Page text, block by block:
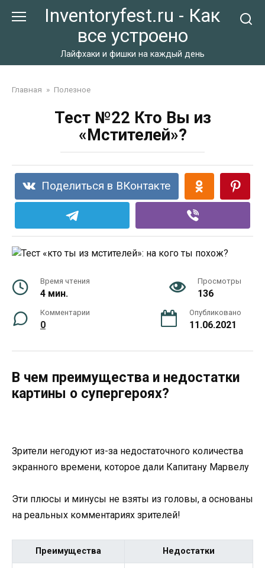
Inventoryfest.ru - Как
все устроено
Лайфхаки и фишки на каждый день
Главная » Полезное
Тест №22 Кто Вы из
«Мстителей»?
Поделиться в ВКонтакте
Время чтения
4 мин.
Просмотры
136
Комментарии
0
Опубликовано
11.06.2021
В чем преимущества и недостатки
картины о супергероях?
Зрители негодуют из-за недостаточного количества
экранного времени, которое дали Капитану Марвелу
Эти плюсы и минусы не взяты из головы, а основаны
на реальных комментариях зрителей!
Преимущества Недостатки